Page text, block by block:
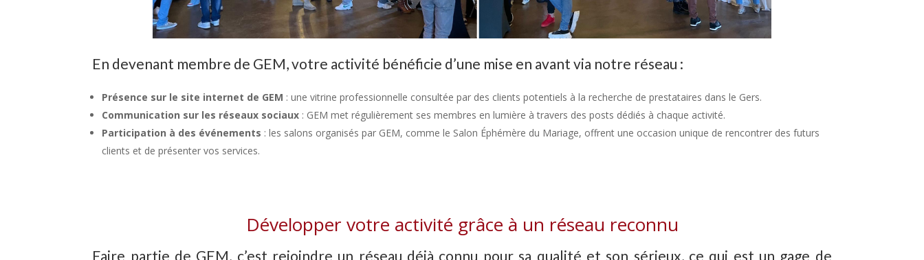
En devenant membre de GEM, votre activité bénéficie d’une mise en avant via notre réseau :
Présence sur le site internet de GEM : une vitrine professionnelle consultée par des clients potentiels à la recherche de prestataires dans le Gers.
Communication sur les réseaux sociaux : GEM met régulièrement ses membres en lumière à travers des posts dédiés à chaque activité.
Participation à des événements : les salons organisés par GEM, comme le Salon Éphémère du Mariage, offrent une occasion unique de rencontrer des futurs
clients et de présenter vos services.
Développer votre activité grâce à un réseau reconnu
Faire partie de GEM, c’est rejoindre un réseau déjà connu pour sa qualité et son sérieux, ce qui est un gage de